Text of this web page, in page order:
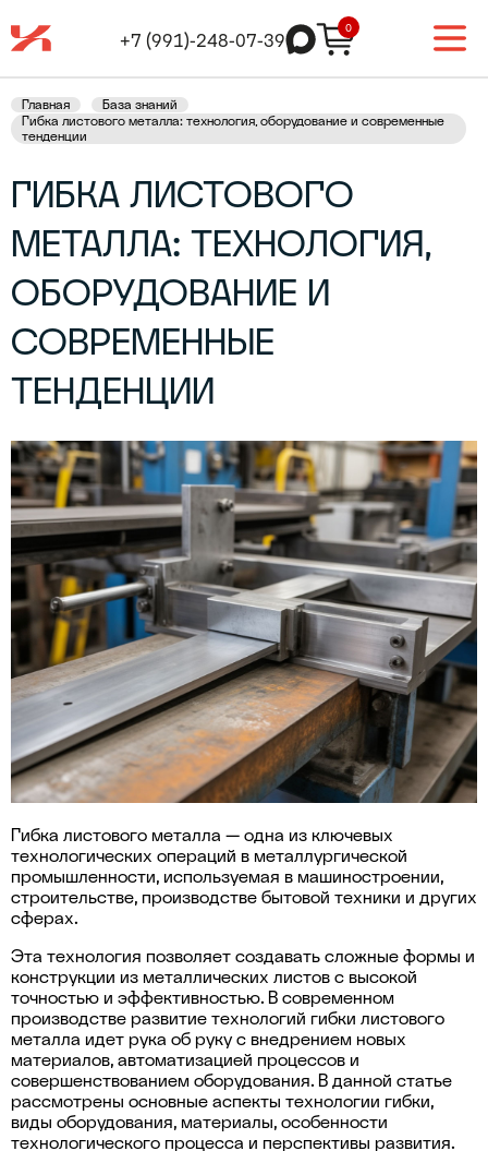
+7 (991)-248-07-39
0
Главная
База знаний
Гибка листового металла: технология, оборудование и современные
тенденции
ГИБКА ЛИСТОВОГО
МЕТАЛЛА: ТЕХНОЛОГИЯ,
ОБОРУДОВАНИЕ И
СОВРЕМЕННЫЕ
ТЕНДЕНЦИИ
Гибка листового металла — одна из ключевых
технологических операций в металлургической
промышленности, используемая в машиностроении,
строительстве, производстве бытовой техники и других
сферах.
Эта технология позволяет создавать сложные формы и
конструкции из металлических листов с высокой
точностью и эффективностью. В современном
производстве развитие технологий гибки листового
металла идет рука об руку с внедрением новых
материалов, автоматизацией процессов и
совершенствованием оборудования. В данной статье
рассмотрены основные аспекты технологии гибки,
виды оборудования, материалы, особенности
технологического процесса и перспективы развития.